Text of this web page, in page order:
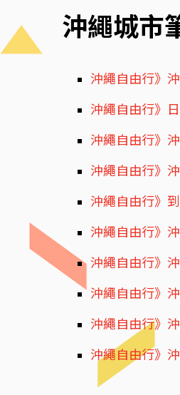
沖繩城市
沖繩自由行》
沖繩自由行》
沖繩自由行》
沖繩自由行》
沖繩自由行》
沖繩自由行》
沖繩自由行》
沖繩自由行》
沖繩自由行》
沖繩自由行》